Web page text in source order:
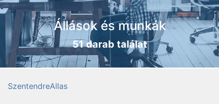
Állások és munkák
51 darab találat
SzentendreAllas